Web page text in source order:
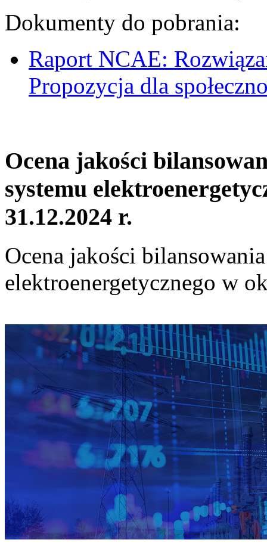
Dokumenty do pobrania:
Raport NCAE:
Propozycja dla
Ocena jakości
systemu
31.12.2024 r.
Ocena jakości
elektroenergetycznego w